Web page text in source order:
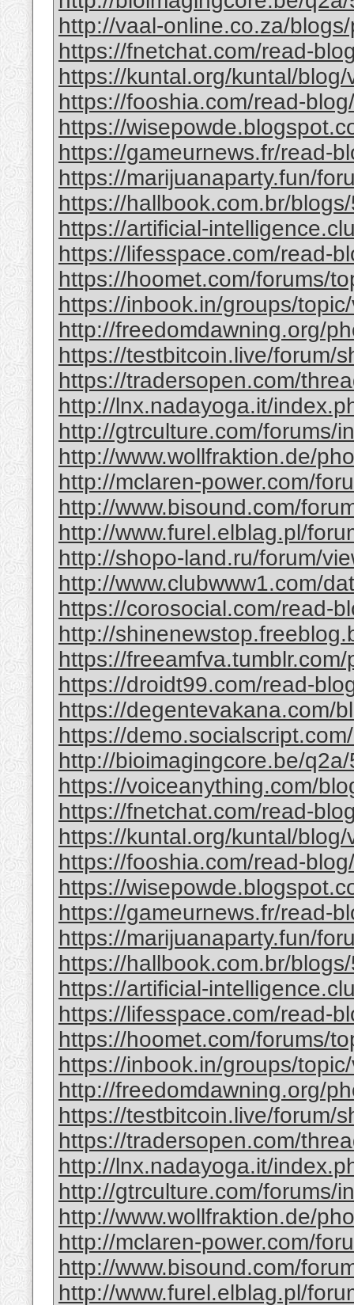
http://vaal-online.co.za/
https://fnetchat.com/read-
https://kuntal.org/kuntal/
https://fooshia.com/read-
https://
https://gameurnews.fr/read-
https://marijuanaparty.fun/
https://hallbook.com.br/
https://artificial-
https://lifesspace.com/read-
https://hoomet.com/forums/
https://inbook.in/groups/
http://freedomdawning.org/
https://testbitcoin.live/forum/
https://tradersopen.com/
http://lnx.nadayoga.it/
http://gtrculture.com/forums/
http://www.wollfraktion.de/
http://mclaren-power.com/
http://www.bisound.com/
http://www.furel.elblag.pl/
http://shopo-land.ru/forum/
http://www.clubwww1.com/
https://corosocial.com/read-
http://
https://
https://droidt99.com/read-
https://degentevakana.com/
https://
http://bioimagingcore.be/
https://voiceanything.com/
https://fnetchat.com/read-
https://kuntal.org/kuntal/
https://fooshia.com/read-
https://
https://gameurnews.fr/read-
https://marijuanaparty.fun/
https://hallbook.com.br/
https://artificial-
https://lifesspace.com/read-
https://hoomet.com/forums/
https://inbook.in/groups/
http://freedomdawning.org/
https://testbitcoin.live/forum/
https://tradersopen.com/
http://lnx.nadayoga.it/
http://gtrculture.com/forums/
http://www.wollfraktion.de/
http://mclaren-power.com/
http://www.bisound.com/
http://www.furel.elblag.pl/